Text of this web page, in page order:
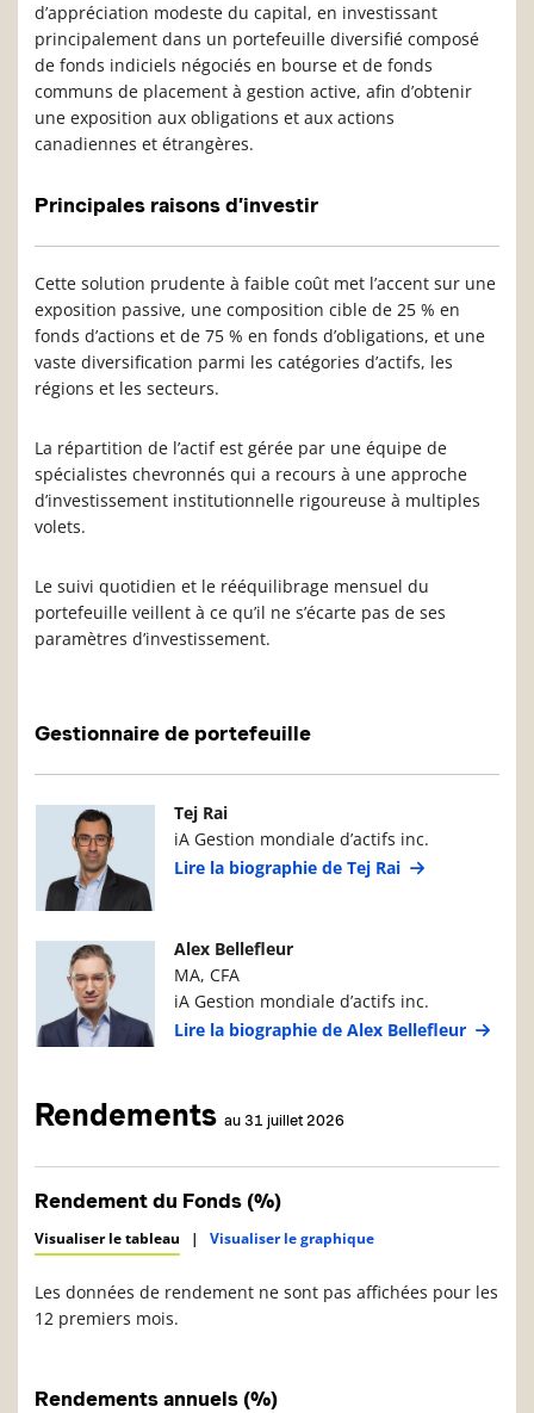
d’appréciation modeste du capital, en investissant
principalement dans un portefeuille diversifié composé
de fonds indiciels négociés en bourse et de fonds
communs de placement à gestion active, afin d’obtenir
une exposition aux obligations et aux actions
canadiennes et étrangères.
Principales raisons d’investir
Cette solution prudente à faible coût met l’accent sur une
exposition passive, une composition cible de 25 % en
fonds d’actions et de 75 % en fonds d’obligations, et une
vaste diversification parmi les catégories d’actifs, les
régions et les secteurs.
La répartition de l’actif est gérée par une équipe de
spécialistes chevronnés qui a recours à une approche
d’investissement institutionnelle rigoureuse à multiples
volets.
Le suivi quotidien et le rééquilibrage mensuel du
portefeuille veillent à ce qu’il ne s’écarte pas de ses
paramètres d’investissement.
Gestionnaire de portefeuille
Photo du gestionnaire de portefeuille
Tej Rai
iA Gestion mondiale d’actifs inc.
Lire la biographie de Tej Rai
Photo du gestionnaire de portefeuille
Alex Bellefleur
MA, CFA
iA Gestion mondiale d’actifs inc.
Lire la biographie de Alex Bellefleur
Rendements au 31 juillet 2026
Rendement du Fonds (%)
Visualiser le tableau | Visualiser le graphique
Les données de rendement ne sont pas affichées pour les
12 premiers mois.
Rendements annuels (%)